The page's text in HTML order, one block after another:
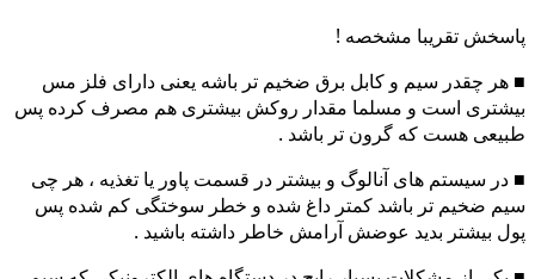
پاسخش تقریبا مشخصه !
■ هر چقدر سیم و کابل برق ضخیم تر باشه یعنی دارای فلز مس
بیشتری است و مسلما مقدار روکش بیشتری هم مصرف کرده پس
طبیعی هست که گرون تر باشد .
■ در سیستم های آنالوگ و بیشتر در قسمت پاور یا تغذیه ، هر چی
سیم ضخیم تر باشد کمتر داغ شده و خطر سوختگی کم شده پس
پول بیشتر بدید عوضش آرامش خاطر داشته باشید .